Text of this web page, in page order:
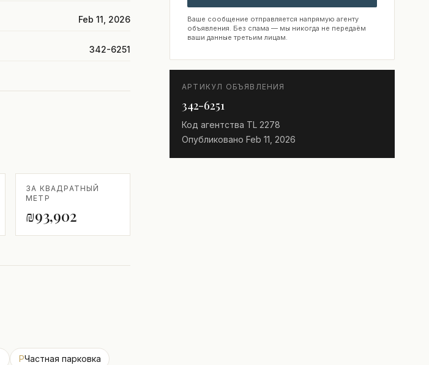
Feb 11, 2026
342-6251
ЗА КВАДРАТНЫЙ
МЕТР
₪93,902
PЧастная парковка
Ваше сообщение отправляется напрямую агенту
объявления. Без спама — мы никогда не передаём
ваши данные третьим лицам.
АРТИКУЛ ОБЪЯВЛЕНИЯ
342-6251
Код агентства TL 2278
Опубликовано Feb 11, 2026